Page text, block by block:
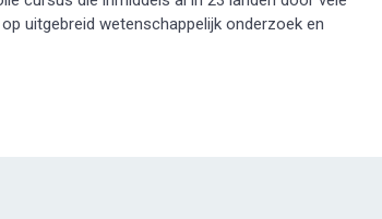
uitgebreid wetenschappelijk onderzoek en